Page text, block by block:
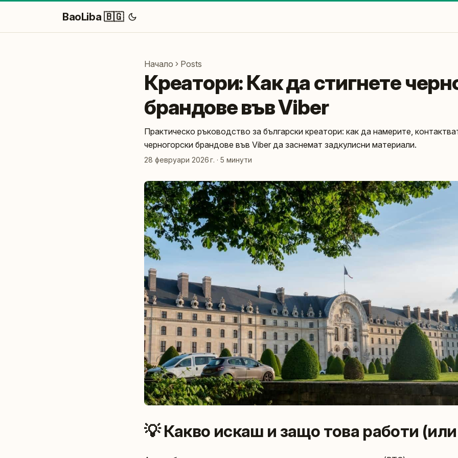
BaoLiba 🇧🇬
Начало Posts
Креатори: Как да стигнете
брандове във Viber
Практическо ръководство за български креатори: как да намерите,
черногорски брандове във Viber да заснемат задкулисни материали.
28 февруари 2026 г. · 5 минути
💡 Какво искаш и защо това работи